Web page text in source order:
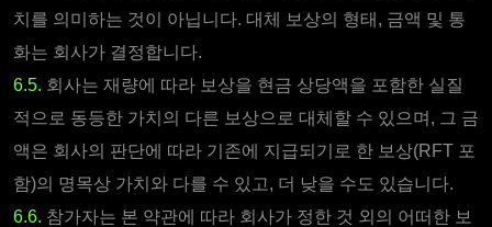
치를 의미하는 것이 아닙니다. 대체 보상의 형태, 금액 및 통
화는 회사가 결정합니다.
6.5. 회사는 재량에 따라 보상을 현금 상당액을 포함한 실질
적으로 동등한 가치의 다른 보상으로 대체할 수 있으며, 그 금
액은 회사의 판단에 따라 기존에 지급되기로 한 보상(RFT 포
함)의 명목상 가치와 다를 수 있고, 더 낮을 수도 있습니다.
6.6. 참가자는 본 약관에 따라 회사가 정한 것 외의 어떠한 보